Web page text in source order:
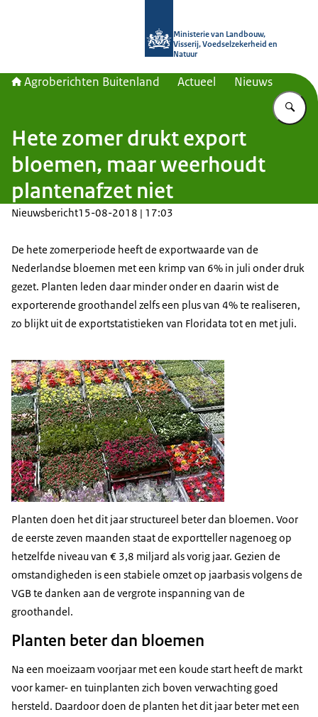
Ministerie van Landbouw,
Visserij, Voedselzekerheid en
Natuur
Agroberichten Buitenland Actueel Nieuws
Hete zomer drukt export
bloemen, maar weerhoudt
plantenafzet niet
Nieuwsbericht15-08-2018 | 17:03
De hete zomerperiode heeft de exportwaarde van de
Nederlandse bloemen met een krimp van 6% in juli onder druk
gezet. Planten leden daar minder onder en daarin wist de
exporterende groothandel zelfs een plus van 4% te realiseren,
zo blijkt uit de exportstatistieken van Floridata tot en met juli.
Planten doen het dit jaar structureel beter dan bloemen. Voor
de eerste zeven maanden staat de exportteller nagenoeg op
hetzelfde niveau van € 3,8 miljard als vorig jaar. Gezien de
omstandigheden is een stabiele omzet op jaarbasis volgens de
VGB te danken aan de vergrote inspanning van de
groothandel.
Planten beter dan bloemen
Na een moeizaam voorjaar met een koude start heeft de markt
voor kamer- en tuinplanten zich boven verwachting goed
hersteld. Daardoor doen de planten het dit jaar beter met een